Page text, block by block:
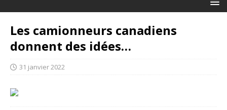
Les camionneurs canadiens
donnent des idées…
31 janvier 2022